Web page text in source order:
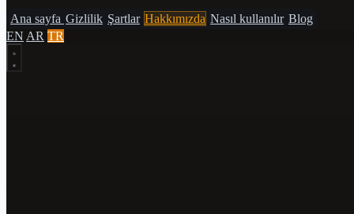
Ana sayfa Gizlilik Şartlar Hakkımızda Nasıl kullanılır Blog
EN AR TR